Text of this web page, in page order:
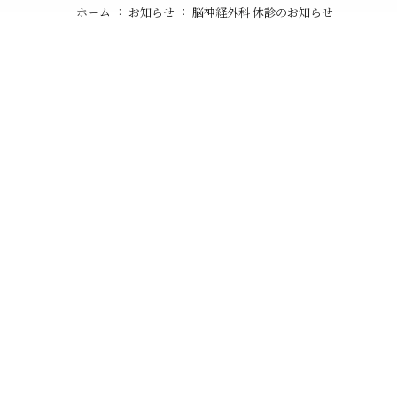
ホーム お知らせ 脳神経外科 休診のお知らせ